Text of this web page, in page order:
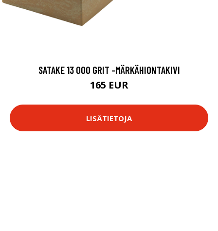
SATAKE 13 000 GRIT -MÄRKÄHIONTAKIVI
165 EUR
LISÄTIETOJA